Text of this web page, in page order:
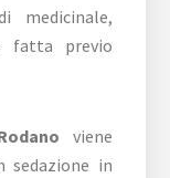
medicinale,
fatta previo
viene
sedazione in